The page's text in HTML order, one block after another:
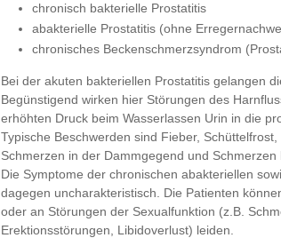
chronisch bakterielle Prostatitis
abakterielle Prostatitis (ohne
chronisches Beckenschmerzsyndrom
Bei der akuten bakteriellen Prostatitis gelangen
Begünstigend wirken hier Störungen des
erhöhten Druck beim Wasserlassen Urin in die
Typische Beschwerden sind Fieber,
Schmerzen in der Dammgegend und Schmerzen
Die Symptome der chronischen abakteriellen
dagegen uncharakteristisch. Die Patienten
oder an Störungen der Sexualfunktion (z.B.
Erektionsstörungen, Libidoverlust) leiden.